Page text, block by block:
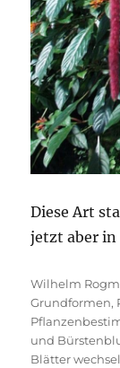
Diese Art
jetzt aber in
Autor
Wilhelm
Grundformen,
und
Blätter